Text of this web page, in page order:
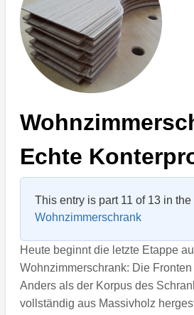
Echte
This entry is part 11 of 13 in the
Wohnzimmerschrank
Heute beginnt die letzte Etappe
Wohnzimmerschrank: Die
Anders als der Korpus des
vollständig aus Massivholz